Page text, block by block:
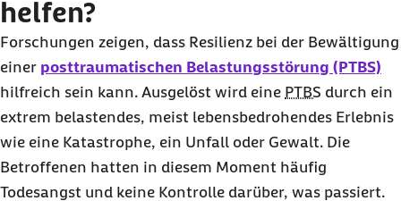
helfen?
Forschungen zeigen, dass Resilienz bei der Bewältigung
einer posttraumatischen Belastungsstörung (PTBS)
hilfreich sein kann. Ausgelöst wird eine PTBS durch ein
extrem belastendes, meist lebensbedrohendes Erlebnis
wie eine Katastrophe, ein Unfall oder Gewalt. Die
Betroffenen hatten in diesem Moment häufig
Todesangst und keine Kontrolle darüber, was passiert.